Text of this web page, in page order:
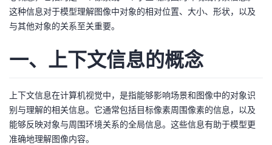
者
博
客
的
论
我
的
我
这种信息对于模型理解图像中对象的相对位置、大小、形状，以及
与其他对象的关系至关重要。
一、上下文信息的概念
上下文信息在计算机视觉中，是指能够影响场景和图像中的对象识
别与理解的相关信息。它通常包括目标像素周围像素的信息，以及
能够反映对象与周围环境关系的全局信息。这些信息有助于模型更
准确地理解图像内容。